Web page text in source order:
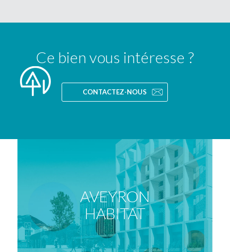
Ce bien vous intéresse ?
CONTACTEZ-NOUS
AVEYRON
HABITAT